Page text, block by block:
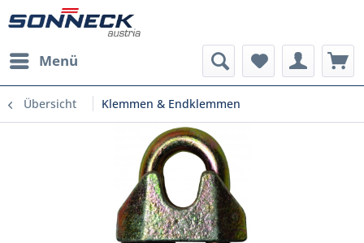
Menü
Übersicht Klemmen & Endklemmen